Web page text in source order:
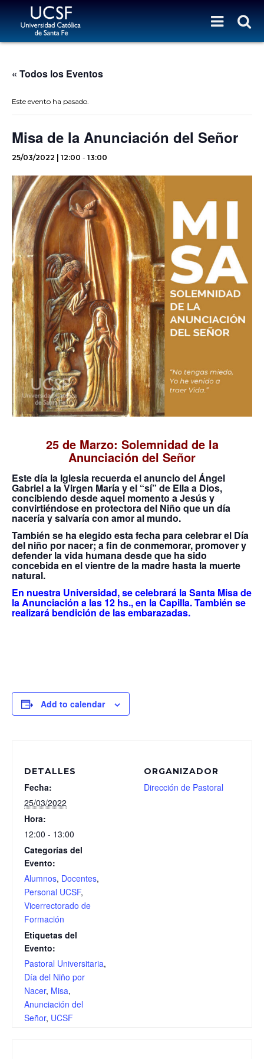
« Todos los Eventos
Este evento ha pasado.
Misa de la Anunciación del Señor
25/03/2022 | 12:00 - 13:00
25 de Marzo: Solemnidad de la
Anunciación del Señor
Este día la Iglesia recuerda el anuncio del Ángel
Gabriel a la Virgen María y el “sí” de Ella a Dios,
concibiendo desde aquel momento a Jesús y
convirtiéndose en protectora del Niño que un día
nacería y salvaría con amor al mundo.
También se ha elegido esta fecha para celebrar el Día
del niño por nacer; a fin de conmemorar, promover y
defender la vida humana desde que ha sido
concebida en el vientre de la madre hasta la muerte
natural.
En nuestra Universidad, se celebrará la Santa Misa de
la Anunciación a las 12 hs., en la Capilla. También se
realizará bendición de las embarazadas.
Add to calendar
DETALLES
Fecha:
25/03/2022
Hora:
12:00 - 13:00
Categorías del
Evento:
Alumnos, Docentes,
Personal UCSF,
Vicerrectorado de
Formación
Etiquetas del
Evento:
Pastoral Universitaria,
Día del Niño por
Nacer, Misa,
Anunciación del
Señor, UCSF
ORGANIZADOR
Dirección de Pastoral